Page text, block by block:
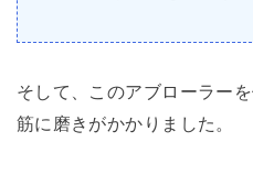
そして、このアブローラー
筋に磨きがかかりました。